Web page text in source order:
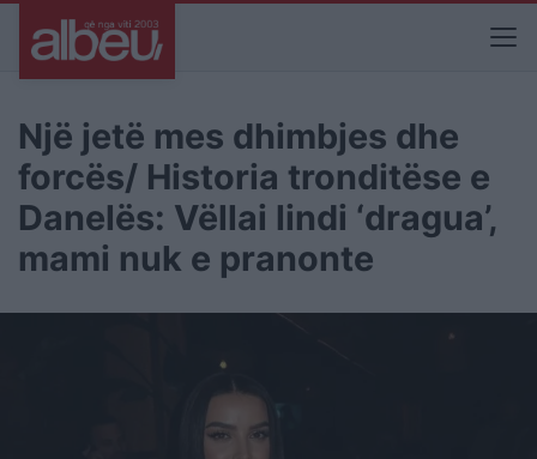
Një jetë mes dhimbjes dhe
forcës/ Historia tronditëse e
Danelës: Vëllai lindi ‘dragua’,
mami nuk e pranonte